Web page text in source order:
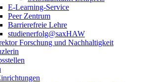
E-Learning-Service
Peer Zentrum
Barrierefreie Lehre
studienerfolg@saxHAW
Forschung und Nachhaltigkeit